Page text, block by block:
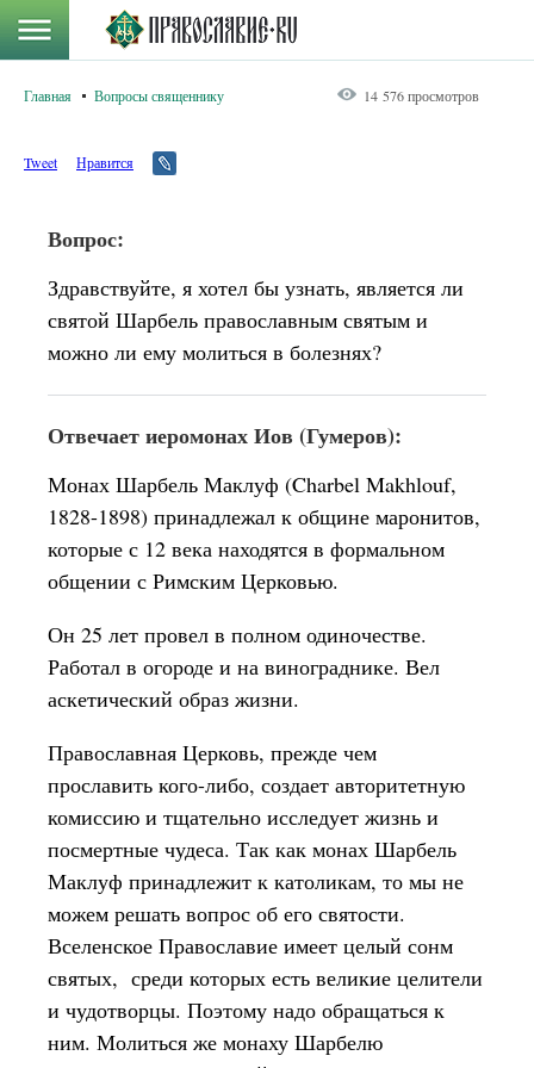
Главная Вопросы священнику 14 576 просмотров
Tweet Нравится
Вопрос:
Здравствуйте, я хотел бы узнать, является ли
святой Шарбель православным святым и
можно ли ему молиться в болезнях?
Отвечает иеромонах Иов (Гумеров):
Монах Шарбель Маклуф (Charbel Makhlouf,
1828-1898) принадлежал к общине маронитов,
которые с 12 века находятся в формальном
общении с Римским Церковью.
Он 25 лет провел в полном одиночестве.
Работал в огороде и на винограднике. Вел
аскетический образ жизни.
Православная Церковь, прежде чем
прославить кого-либо, создает авторитетную
комиссию и тщательно исследует жизнь и
посмертные чудеса. Так как монах Шарбель
Маклуф принадлежит к католикам, то мы не
можем решать вопрос об его святости.
Вселенское Православие имеет целый сонм
святых, среди которых есть великие целители
и чудотворцы. Поэтому надо обращаться к
ним. Молиться же монаху Шарбелю